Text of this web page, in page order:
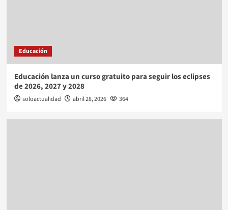
Educación
Educación lanza un curso gratuito para seguir los eclipses
de 2026, 2027 y 2028
soloactualidad abril 28, 2026 364